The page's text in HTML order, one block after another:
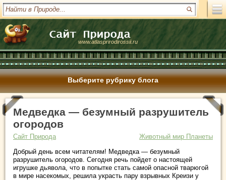
www.atlasprirodirossii.ru
Выберите рубрику блога
Медведка — безумный разрушитель
огородов
Сайт Природа
Животный мир Планеты
Добрый день всем читателям! Медведка — безумный
разрушитель огородов. Сегодня речь пойдет о настоящей
игрушке дьявола, что в попытке стать самой опасной тварюгой
в мире насекомых, решила украсть пару взрывных Креизи у